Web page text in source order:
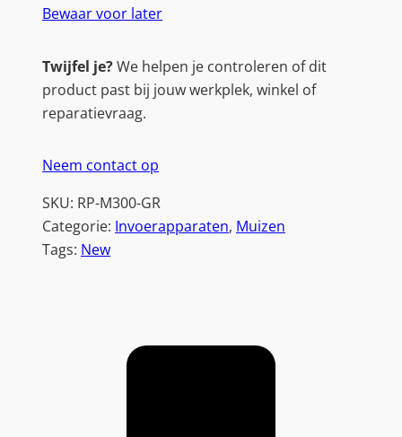
Bewaar voor later
Twijfel je?We helpen je controleren of dit
product past bij jouw werkplek, winkel of
reparatievraag.
Neem contact op
SKU: RP-M300-GR
Categorie: Invoerapparaten, Muizen
Tags: New